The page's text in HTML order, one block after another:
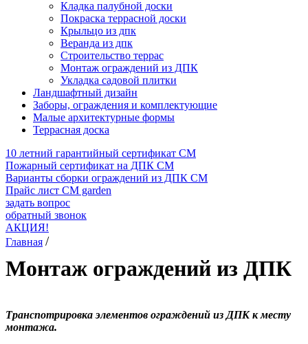
Кладка палубной доски
Покраска террасной доски
Крыльцо из дпк
Веранда из дпк
Строительство террас
Монтаж ограждений из ДПК
Укладка садовой плитки
Ландшафтный дизайн
Заборы, ограждения и комплектующие
Малые архитектурные формы
Террасная доска
10 летний гарантийный сертификат СМ
Пожарный сертификат на ДПК CM
Варианты сборки ограждений из ДПК CM
Прайс лист CM garden
задать вопрос
обратный звонок
АКЦИЯ!
Главная /
Монтаж ограждений из ДПК
Транспотрировка элементов ограждений из ДПК к месту
монтажа.